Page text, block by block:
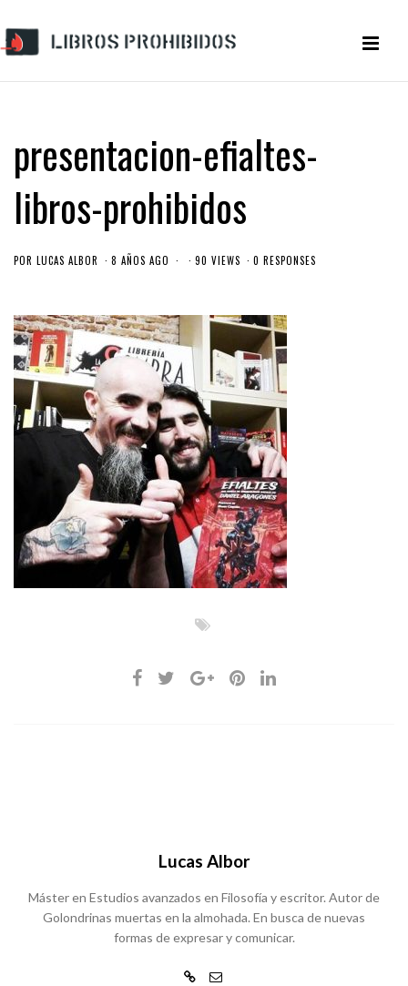
presentacion-efialtes-
libros-prohibidos
POR LUCAS ALBOR 8 AÑOS AGO 90 VIEWS 0 RESPONSES
Lucas Albor
Máster en Estudios avanzados en Filosofía y escritor. Autor de
Golondrinas muertas en la almohada. En busca de nuevas
formas de expresar y comunicar.